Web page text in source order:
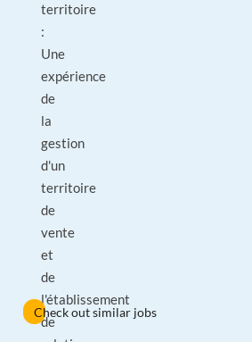
territoire
:
Une
expérience
de
la
gestion
d'un
territoire
de
vente
et
de
l'établissement
de
Check out similar jobs